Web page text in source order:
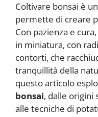
Coltivare bonsai è
permette di creare
Con pazienza e
in miniatura, con
contorti, che
tranquillità della
questo articolo
bonsai, dalle origini
alle tecniche di